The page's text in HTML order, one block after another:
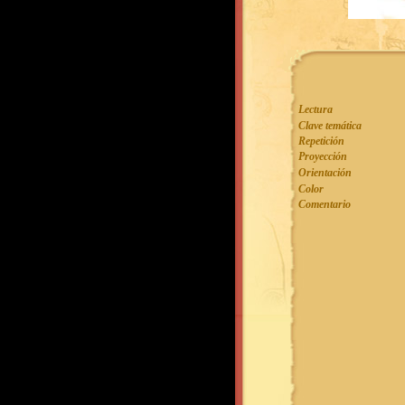
Lectura
Clave temática
Repetición
Proyección
Orientación
Color
Comentario